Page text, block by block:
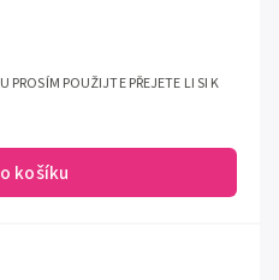
košíku
POUŽIJTE PŘEJETE LI SI K